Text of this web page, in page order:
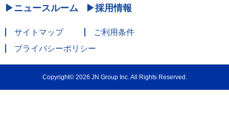
ニュースルーム 採用情報
サイトマップ
ご利用条件
プライバシーポリシー
Copyright© 2026 JN Group Inc. All Rights Reserved.